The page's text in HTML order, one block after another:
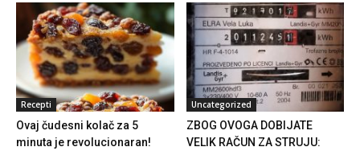
Recepti
Ovaj čudesni kolač za 5
minuta je revolucionaran!
Uncategorized
ZBOG OVOGA DOBIJATE
VELIK RAČUN ZA STRUJU: